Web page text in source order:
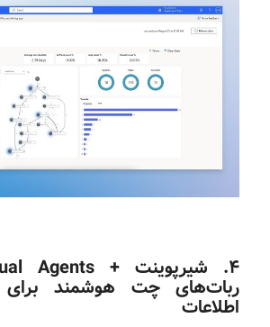
ربات‌های چت هوشمند
اطلاعات